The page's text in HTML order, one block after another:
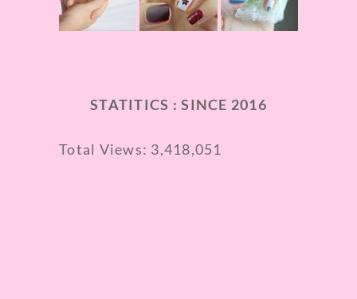
STATITICS : SINCE 2016
Total Views: 3,418,051